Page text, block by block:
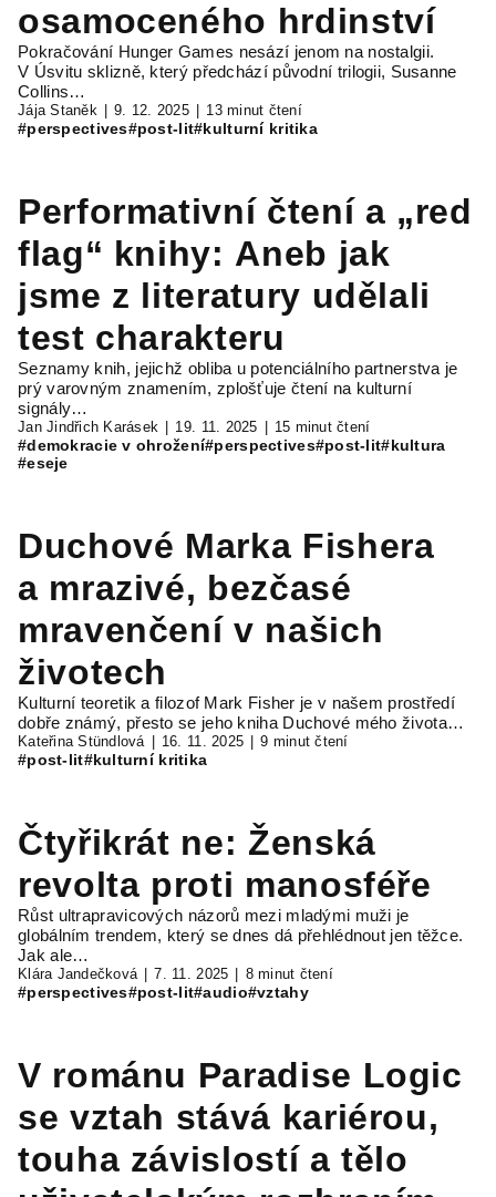
osamoceného hrdinství
Pokračování Hunger Games nesází jenom na nostalgii.
V Úsvitu sklizně, který předchází původní trilogii, Susanne
Collins…
Jája Staněk 9. 12. 2025 13 minut čtení
#perspectives#post-lit#kulturní kritika
Performativní čtení a „red
flag“ knihy: Aneb jak
jsme z literatury udělali
test charakteru
Seznamy knih, jejichž obliba u potenciálního partnerstva je
prý varovným znamením, zplošťuje čtení na kulturní
signály…
Jan Jindřich Karásek 19. 11. 2025 15 minut čtení
#demokracie v ohrožení#perspectives#post-lit#kultura
#eseje
Duchové Marka Fishera
a mrazivé, bezčasé
mravenčení v našich
životech
Kulturní teoretik a filozof Mark Fisher je v našem prostředí
dobře známý, přesto se jeho kniha Duchové mého života…
Kateřina Stündlová 16. 11. 2025 9 minut čtení
#post-lit#kulturní kritika
Čtyřikrát ne: Ženská
revolta proti manosféře
Růst ultrapravicových názorů mezi mladými muži je
globálním trendem, který se dnes dá přehlédnout jen těžce.
Jak ale…
Klára Jandečková 7. 11. 2025 8 minut čtení
#perspectives#post-lit#audio#vztahy
V románu Paradise Logic
se vztah stává kariérou,
touha závislostí a tělo